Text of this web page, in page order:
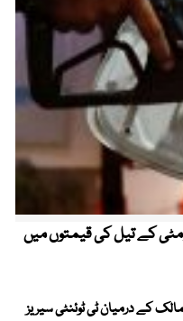
مٹی کے تیل کی قیمتوں میں
ممالک کے درمیان ٹی ٹوئنٹی سیریز